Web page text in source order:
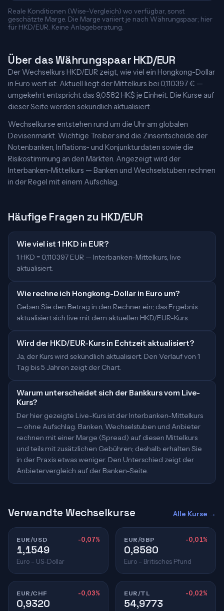
Reale Konditionen (Wise-Vergleich) wo verfügbar, sonst
geschätzte Marge. Die Marge variiert je nach Währungspaar; hier
für HKD/EUR. Keine Anlageberatung.
Über das Währungspaar HKD/EUR
Der Wechselkurs HKD/EUR zeigt, wie viel ein Hongkong-Dollar
in Euro wert ist. Aktuell liegt der Mittelkurs bei 0,110397 € —
umgekehrt entspricht das 9,0582 HK$ je Einheit. Die Kurse auf
dieser Seite werden sekündlich aktualisiert.
Wechselkurse entstehen rund um die Uhr am globalen
Devisenmarkt. Wichtige Treiber sind die Zinsentscheide der
Notenbanken, Inflations- und Konjunkturdaten sowie die
Risikostimmung an den Märkten. Angezeigt wird der
Interbanken-Mittelkurs — Banken und Wechselstuben rechnen
in der Regel mit einem Aufschlag.
Häufige Fragen zu HKD/EUR
Wie viel ist 1 HKD in EUR?
1 HKD = 0,110397 EUR — Interbanken-Mittelkurs, live
aktualisiert.
Wie rechne ich Hongkong-Dollar in Euro um?
Geben Sie den Betrag in den Rechner ein; das Ergebnis
aktualisiert sich live mit dem aktuellen HKD/EUR-Kurs.
Wird der HKD/EUR-Kurs in Echtzeit aktualisiert?
Ja, der Kurs wird sekündlich aktualisiert. Den Verlauf von 1
Tag bis 5 Jahren zeigt der Chart.
Warum unterscheidet sich der Bankkurs vom Live-
Kurs?
Der hier gezeigte Live-Kurs ist der Interbanken-Mittelkurs
— ohne Aufschlag. Banken, Wechselstuben und Anbieter
rechnen mit einer Marge (Spread) auf diesen Mittelkurs
und teils mit zusätzlichen Gebühren; deshalb erhalten Sie
in der Praxis etwas weniger. Den Unterschied zeigt der
Anbietervergleich auf der Banken-Seite.
Verwandte Wechselkurse Alle Kurse →
EUR/USD -0,07%
1,1549
Euro – US-Dollar
EUR/GBP -0,01%
0,8580
Euro – Britisches Pfund
EUR/CHF -0,03%
0,9320
EUR/TL -0,02%
54,9773